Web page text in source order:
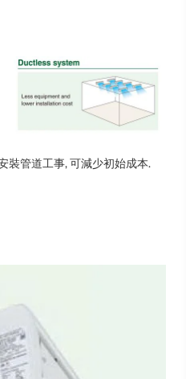
裝管道工事, 可減少初始成本.